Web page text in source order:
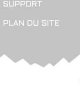
SUPPORT
PLAN DU SITE